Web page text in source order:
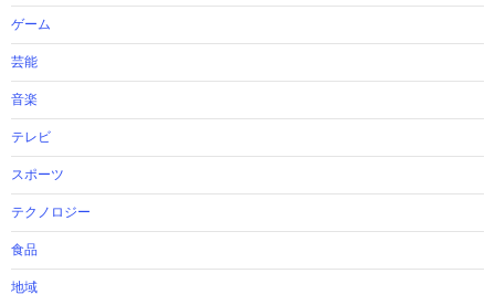
ゲーム
芸能
音楽
テレビ
スポーツ
テクノロジー
食品
地域